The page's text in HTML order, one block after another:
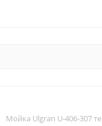
Мойка Ulgran U-406-307